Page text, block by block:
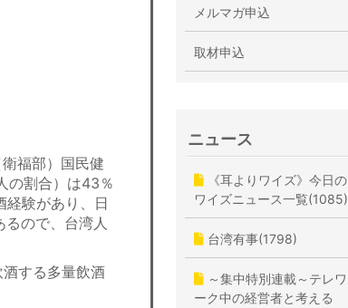
福部）国民健
の割合）は43％
経験があり、日
ので、台湾人
する多量飲酒
メルマガ申込
取材申込
ニュース
《耳よりワイズ》今日の
ワイズニュース一覧(1085)
台湾有事(1798)
～集中特別連載～テレワ
ーク中の経営者と考える